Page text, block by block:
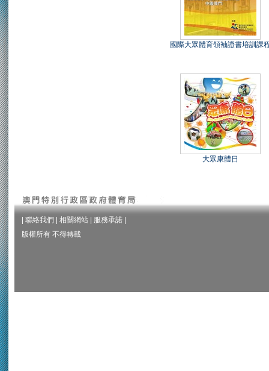
國際大眾體育領袖證書培訓課
大眾康體日
聯絡我們 相關網站 服務承諾
版權所有 不得轉載